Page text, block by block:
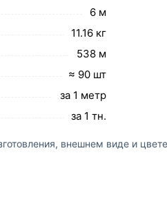
6 м
11.16 кг
538 м
≈ 90 шт
за 1 метр
за 1 тн.
внешнем виде и